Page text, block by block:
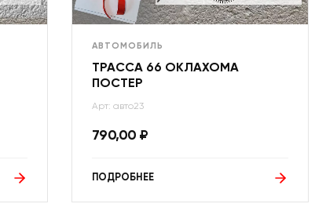
АВТОМОБИЛЬ
ТРАССА 66 ОКЛАХОМА
ПОСТЕР
Арт: авто23
790,00 ₽
ПОДРОБНЕЕ